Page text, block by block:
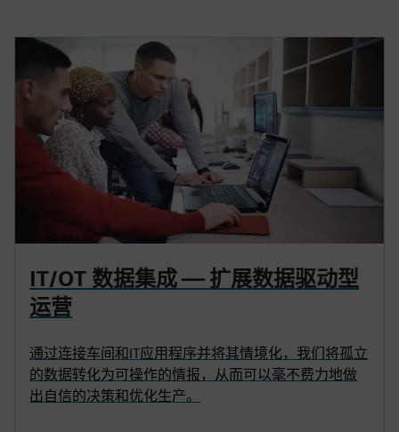
IT/OT 数据集成 — 扩展数据驱动型
运营
通过连接车间和IT应用程序并将其情境化，我们将孤立
的数据转化为可操作的情报，从而可以毫不费力地做
出自信的决策和优化生产。